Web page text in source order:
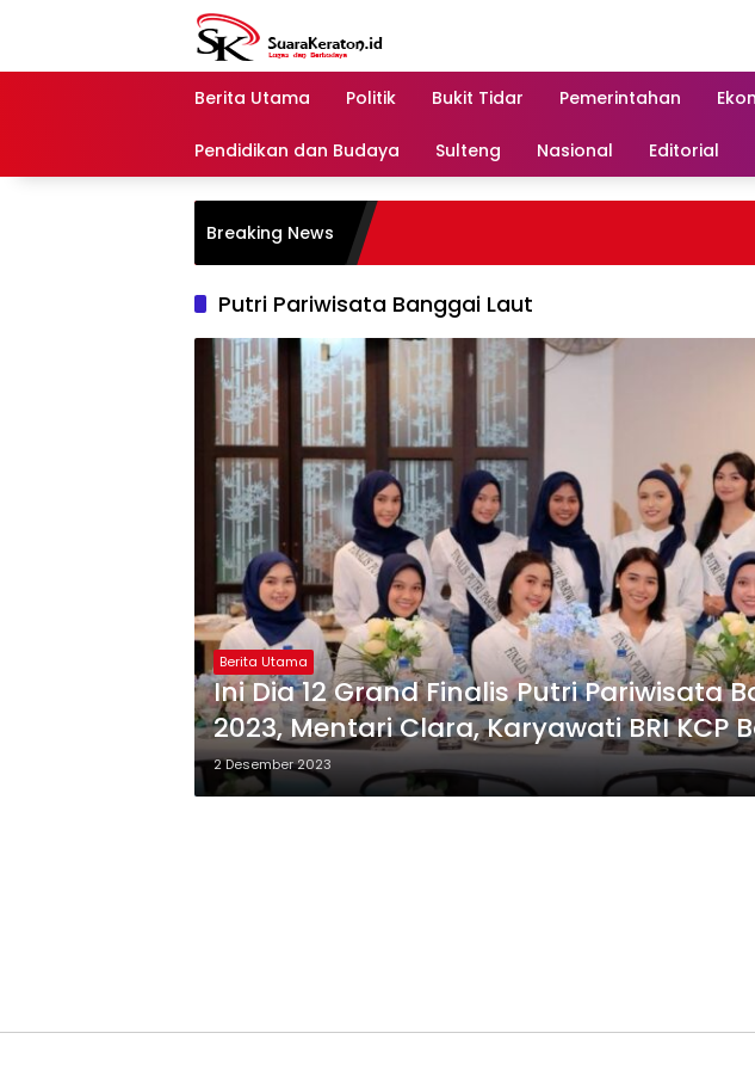
Berita Utama Politik Bukit Tidar Pemerintahan
Pendidikan dan Budaya Sulteng Nasional Editorial
Breaking News
Putri Pariwisata Banggai Laut
Berita Utama
Ini Dia 12 Grand Finalis Putri Pariwisata
2023, Mentari Clara, Karyawati BRI KCP
Unggul Sementara Pada
2 Desember 2023